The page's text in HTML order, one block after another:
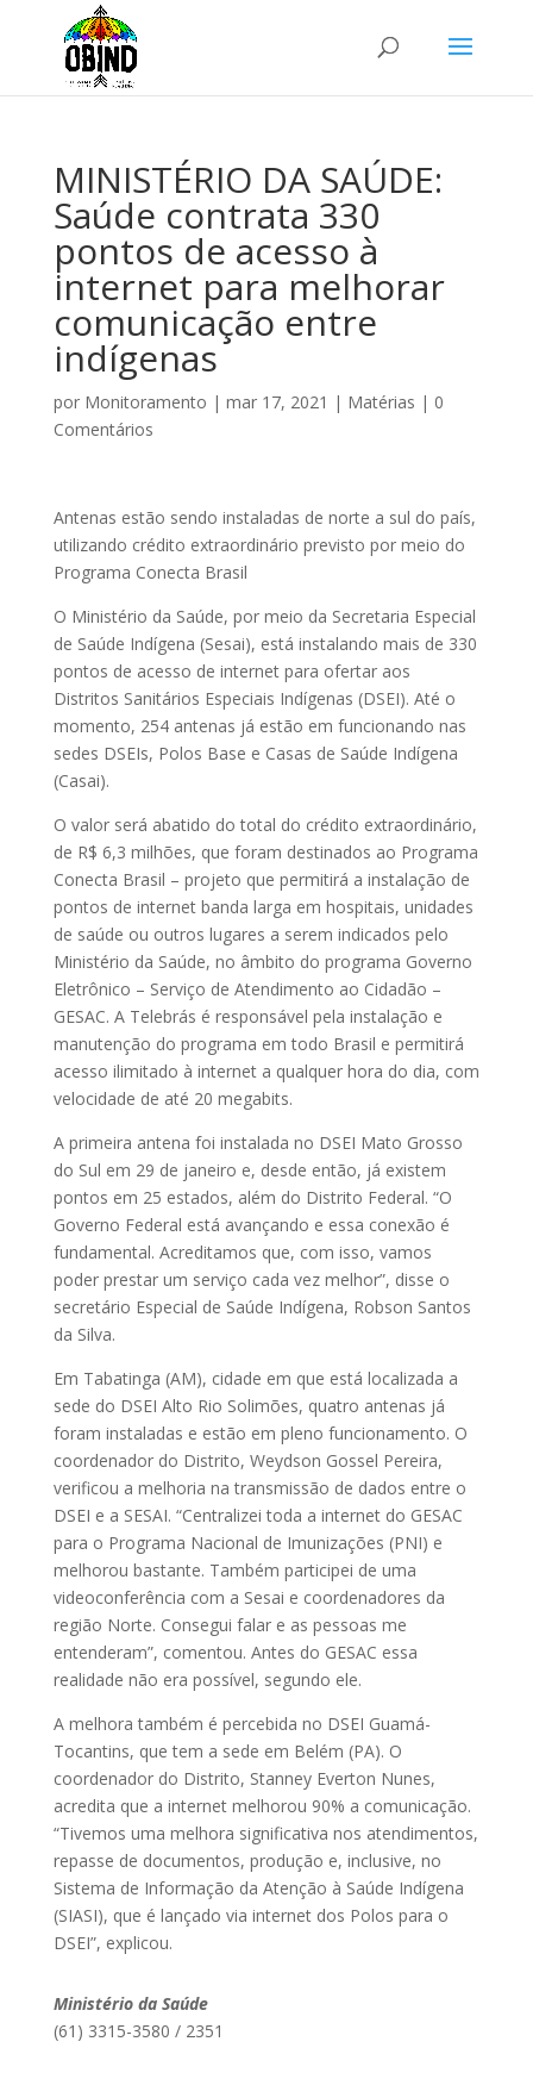
MINISTÉRIO DA SAÚDE:
Saúde contrata 330
pontos de acesso à
internet para melhorar
comunicação entre
indígenas
por Monitoramento | mar 17, 2021 | Matérias | 0
Comentários
Antenas estão sendo instaladas de norte a sul do país,
utilizando crédito extraordinário previsto por meio do
Programa Conecta Brasil
O Ministério da Saúde, por meio da Secretaria Especial
de Saúde Indígena (Sesai), está instalando mais de 330
pontos de acesso de internet para ofertar aos
Distritos Sanitários Especiais Indígenas (DSEI). Até o
momento, 254 antenas já estão em funcionando nas
sedes DSEIs, Polos Base e Casas de Saúde Indígena
(Casai).
O valor será abatido do total do crédito extraordinário,
de R$ 6,3 milhões, que foram destinados ao Programa
Conecta Brasil – projeto que permitirá a instalação de
pontos de internet banda larga em hospitais, unidades
de saúde ou outros lugares a serem indicados pelo
Ministério da Saúde, no âmbito do programa Governo
Eletrônico – Serviço de Atendimento ao Cidadão –
GESAC. A Telebrás é responsável pela instalação e
manutenção do programa em todo Brasil e permitirá
acesso ilimitado à internet a qualquer hora do dia, com
velocidade de até 20 megabits.
A primeira antena foi instalada no DSEI Mato Grosso
do Sul em 29 de janeiro e, desde então, já existem
pontos em 25 estados, além do Distrito Federal. “O
Governo Federal está avançando e essa conexão é
fundamental. Acreditamos que, com isso, vamos
poder prestar um serviço cada vez melhor”, disse o
secretário Especial de Saúde Indígena, Robson Santos
da Silva.
Em Tabatinga (AM), cidade em que está localizada a
sede do DSEI Alto Rio Solimões, quatro antenas já
foram instaladas e estão em pleno funcionamento. O
coordenador do Distrito, Weydson Gossel Pereira,
verificou a melhoria na transmissão de dados entre o
DSEI e a SESAI. “Centralizei toda a internet do GESAC
para o Programa Nacional de Imunizações (PNI) e
melhorou bastante. Também participei de uma
videoconferência com a Sesai e coordenadores da
região Norte. Consegui falar e as pessoas me
entenderam”, comentou. Antes do GESAC essa
realidade não era possível, segundo ele.
A melhora também é percebida no DSEI Guamá-
Tocantins, que tem a sede em Belém (PA). O
coordenador do Distrito, Stanney Everton Nunes,
acredita que a internet melhorou 90% a comunicação.
“Tivemos uma melhora significativa nos atendimentos,
repasse de documentos, produção e, inclusive, no
Sistema de Informação da Atenção à Saúde Indígena
(SIASI), que é lançado via internet dos Polos para o
DSEI”, explicou.
Ministério da Saúde
(61) 3315-3580 / 2351